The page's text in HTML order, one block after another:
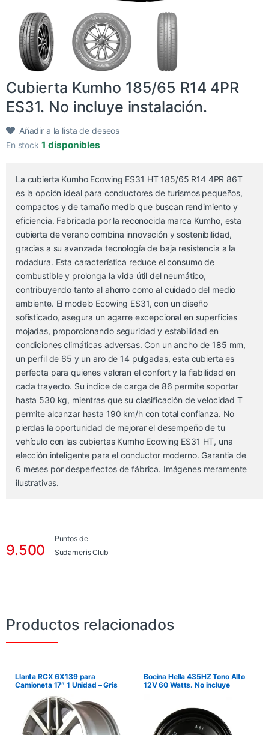
Cubierta Kumho 185/65 R14 4PR
ES31. No incluye instalación.
Añadir a la lista de deseos
En stock 1 disponibles
La cubierta Kumho Ecowing ES31 HT 185/65 R14 4PR 86T
es la opción ideal para conductores de turismos pequeños,
compactos y de tamaño medio que buscan rendimiento y
eficiencia. Fabricada por la reconocida marca Kumho, esta
cubierta de verano combina innovación y sostenibilidad,
gracias a su avanzada tecnología de baja resistencia a la
rodadura. Esta característica reduce el consumo de
combustible y prolonga la vida útil del neumático,
contribuyendo tanto al ahorro como al cuidado del medio
ambiente. El modelo Ecowing ES31, con un diseño
sofisticado, asegura un agarre excepcional en superficies
mojadas, proporcionando seguridad y estabilidad en
condiciones climáticas adversas. Con un ancho de 185 mm,
un perfil de 65 y un aro de 14 pulgadas, esta cubierta es
perfecta para quienes valoran el confort y la fiabilidad en
cada trayecto. Su índice de carga de 86 permite soportar
hasta 530 kg, mientras que su clasificación de velocidad T
permite alcanzar hasta 190 km/h con total confianza. No
pierdas la oportunidad de mejorar el desempeño de tu
vehículo con las cubiertas Kumho Ecowing ES31 HT, una
elección inteligente para el conductor moderno. Garantia de
6 meses por desperfectos de fábrica. Imágenes meramente
ilustrativas.
9.500
Puntos de
Sudameris Club
Productos relacionados
Llanta RCX 6X139 para
Camioneta 17″ 1 Unidad – Gris
Bocina Hella 435HZ Tono Alto
12V 60 Watts. No incluye